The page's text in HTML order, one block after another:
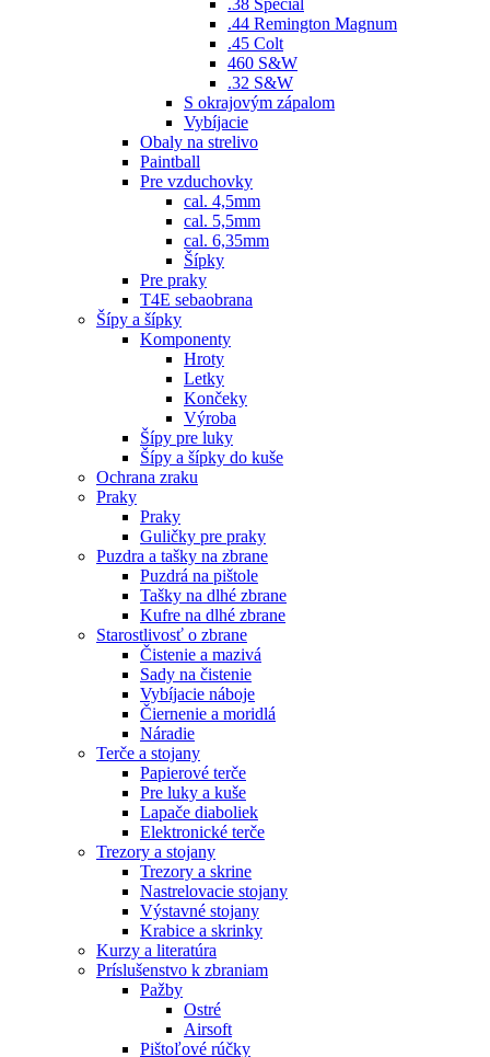
.44 Remington Magnum
.45 Colt
460 S&W
.32 S&W
S okrajovým zápalom
Vybíjacie
Obaly na strelivo
Paintball
Pre vzduchovky
cal. 4,5mm
cal. 5,5mm
cal. 6,35mm
Šípky
Pre praky
T4E sebaobrana
Šípy a šípky
Komponenty
Hroty
Letky
Končeky
Výroba
Šípy pre luky
Šípy a šípky do kuše
Ochrana zraku
Praky
Praky
Guličky pre praky
Puzdra a tašky na zbrane
Puzdrá na pištole
Tašky na dlhé zbrane
Kufre na dlhé zbrane
Starostlivosť o zbrane
Čistenie a mazivá
Sady na čistenie
Vybíjacie náboje
Čiernenie a moridlá
Náradie
Terče a stojany
Papierové terče
Pre luky a kuše
Lapače diaboliek
Elektronické terče
Trezory a stojany
Trezory a skrine
Nastrelovacie stojany
Výstavné stojany
Krabice a skrinky
Kurzy a literatúra
Príslušenstvo k zbraniam
Pažby
Ostré
Airsoft
Pištoľové rúčky